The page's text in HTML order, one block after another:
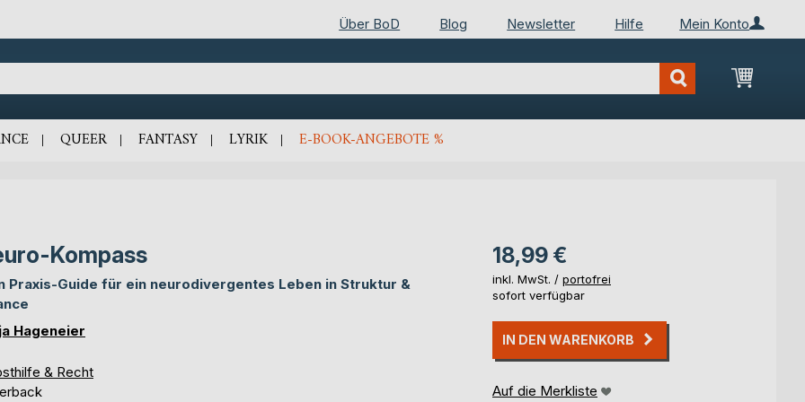
Mein Konto
Über BoD Blog Newsletter Hilfe
Mein
QUEER FANTASY LYRIK E-BOOK-ANGEBOTE %
Kompass
Praxis-Guide für ein neurodivergentes Leben in Struktur &
Hageneier
& Recht
18,99 €
inkl. MwSt. / portofrei
sofort verfügbar
IN DEN WARENKORB
Auf die Merkliste